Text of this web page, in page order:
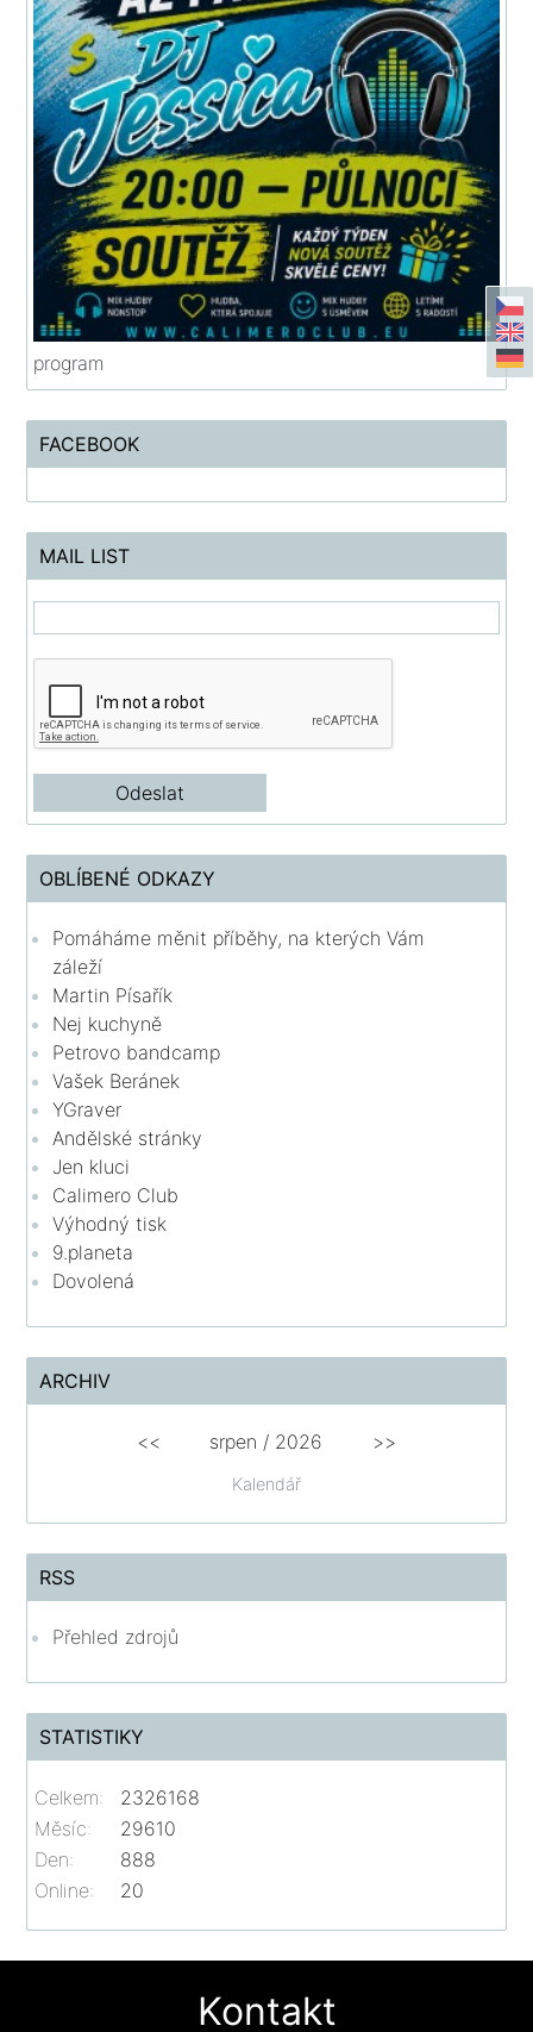
program
FACEBOOK
MAIL LIST
OBLÍBENÉ ODKAZY
Pomáháme měnit příběhy, na kterých Vám
záleží
Martin Písařík
Nej kuchyně
Petrovo bandcamp
Vašek Beránek
YGraver
Andělské stránky
Jen kluci
Calimero Club
Výhodný tisk
9.planeta
Dovolená
ARCHIV
Kalendář
<< srpen / 2026 >>
RSS
Přehled zdrojů
STATISTIKY
Online: 20
Celkem:
2326168
Měsíc:
29610
Den:
888
Kontakt